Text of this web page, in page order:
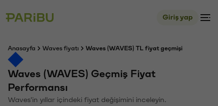
Giriş yap
Anasayfa Waves fiyatı Waves (WAVES) TL fiyat geçmişi
Waves (WAVES) Geçmiş Fiyat
Performansı
Waves'in yıllar içindeki fiyat değişimini inceleyin.